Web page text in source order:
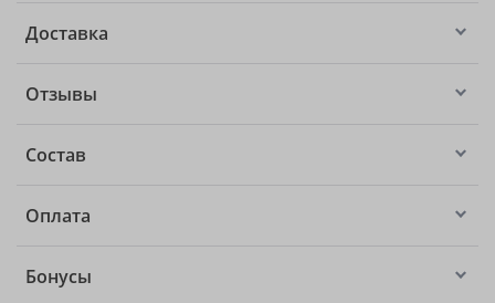
Доставка
Отзывы
Состав
Оплата
Бонусы